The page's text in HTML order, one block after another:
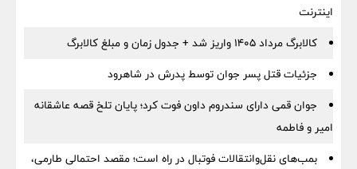
اینترنت
کالابرگ مرداد ۱۴۰۵ واریز شد + جدول زمان و مبلغ کالابرگ
جزئیات قتل پسر جوان توسط پدرش در شاهرود
جوان قمی دارای سندروم داون فوت کرد؛ پایان تلخ قصه عاشقانه
امیر و فاطمه
بمب‌های نقل‌وانتقالات فوتبال در راه است؛ مقصد احتمالی طارمی،